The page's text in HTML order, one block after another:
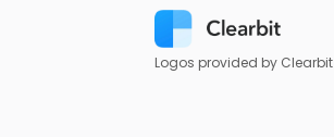
Logos provided by Clearbit